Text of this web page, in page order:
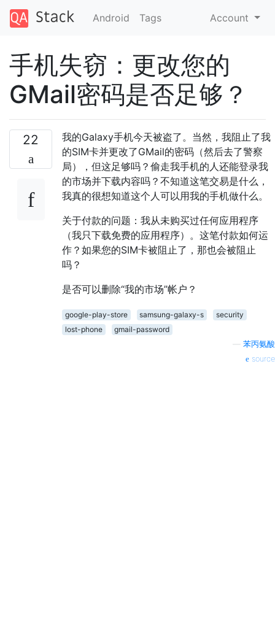
Android Tags Account
手机失窃：更改您的
GMail密码是否足够？
22
我的Galaxy手机今天被盗了。当然，我阻止了我
的SIM卡并更改了GMail的密码（然后去了警察
局），但这足够吗？偷走我手机的人还能登录我
的市场并下载内容吗？不知道这笔交易是什么，
我真的很想知道这个人可以用我的手机做什么。
关于付款的问题：我从未购买过任何应用程序
（我只下载免费的应用程序）。这笔付款如何运
作？如果您的SIM卡被阻止了，那也会被阻止
吗？
是否可以删除“我的市场”帐户？
google-play-store samsung-galaxy-s
security
lost-phone
gmail-password
苯丙氨酸
source